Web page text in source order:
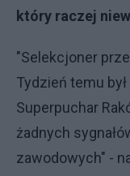
który raczej
"Selekcjoner
Tydzień temu
Superpuchar
żadnych
zawodowych" -